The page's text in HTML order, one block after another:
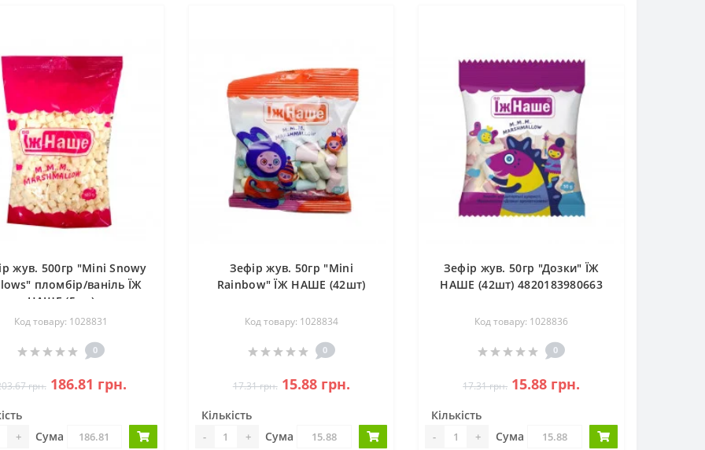
жув. 500гр "Mini Snowy
пломбір/ваніль ЇЖ
НАШЕ (5шт)
Код товару: 1028831
0
грн. 186.81 грн.
+ Сума
Зефір жув. 50гр "Mini
Rainbow" ЇЖ НАШЕ (42шт)
Код товару: 1028834
0
17.31 грн. 15.88 грн.
Кількість
- + Сума
Зефір жув. 50гр "Дозки" ЇЖ
НАШЕ (42шт) 4820183980663
Код товару: 1028836
0
17.31 грн. 15.88 грн.
Кількість
- + Сума